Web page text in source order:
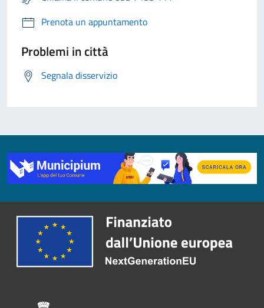
Prenota un appuntamento
Problemi in città
Segnala disservizio